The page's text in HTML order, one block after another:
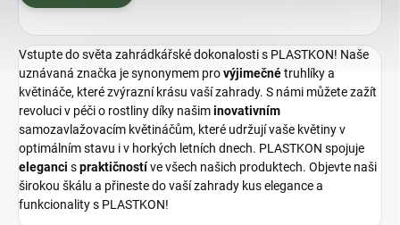
Vstupte do světa zahrádkářské dokonalosti s PLASTKON! Naše
uznávaná značka je synonymem provýjimečnétruhlíky a
květináče, které zvýrazní krásu vaší zahrady. S námi můžete zažít
revoluci v péči o rostliny díky našiminovativním
samozavlažovacím květináčům, které udržují vaše květiny v
optimálním stavu i v horkých letních dnech. PLASTKON spojuje
eleganci spraktičnostíve všech našich produktech. Objevte naši
širokou škálu a přineste do vaší zahrady kus elegance a
funkcionality s PLASTKON!